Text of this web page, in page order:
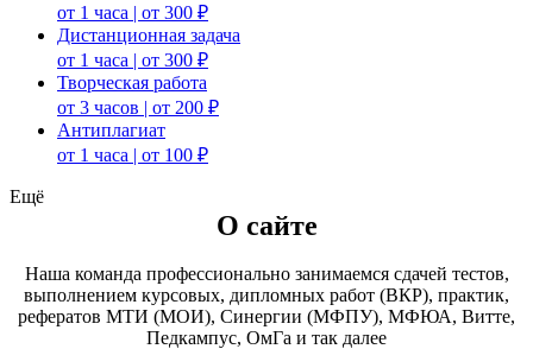
от 1 часа | от 300 ₽
Дистанционная задача
от 1 часа | от 300 ₽
Творческая работа
от 3 часов | от 200 ₽
Антиплагиат
от 1 часа | от 100 ₽
Ещё
О сайте
Наша команда профессионально занимаемся сдачей тестов,
выполнением курсовых, дипломных работ (ВКР), практик,
рефератов МТИ (МОИ), Синергии (МФПУ), МФЮА, Витте,
Педкампус, ОмГа и так далее